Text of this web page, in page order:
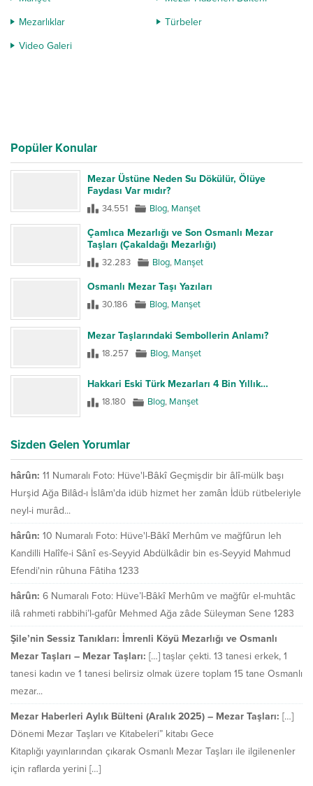
Mezarlıklar
Türbeler
Video Galeri
Popüler Konular
Mezar Üstüne Neden Su Dökülür, Ölüye
Faydası Var mıdır?
34.551 Blog, Manşet
Çamlıca Mezarlığı ve Son Osmanlı Mezar
Taşları (Çakaldağı Mezarlığı)
32.283 Blog, Manşet
Osmanlı Mezar Taşı Yazıları
30.186 Blog, Manşet
Mezar Taşlarındaki Sembollerin Anlamı?
18.257 Blog, Manşet
Hakkari Eski Türk Mezarları 4 Bin Yıllık…
18.180 Blog, Manşet
Sizden Gelen Yorumlar
hârûn: 11 Numaralı Foto: Hüve'l-Bâkî Geçmişdir bir âlî-mülk başı
Hurşid Ağa Bilâd-ı İslâm'da idüb hizmet her zamân İdüb rütbeleriyle
neyl-i murâd...
hârûn: 10 Numaralı Foto: Hüve'l-Bâkî Merhûm ve mağfûrun leh
Kandilli Halîfe-i Sânî es-Seyyid Abdülkâdir bin es-Seyyid Mahmud
Efendi'nin rûhuna Fâtiha 1233
hârûn: 6 Numaralı Foto: Hüve’l-Bâkî Merhûm ve mağfûr el-muhtâc
ilâ rahmeti rabbihi’l-gafûr Mehmed Ağa zâde Süleyman Sene 1283
Şile’nin Sessiz Tanıkları: İmrenli Köyü Mezarlığı ve Osmanlı
Mezar Taşları – Mezar Taşları: […] taşlar çekti. 13 tanesi erkek, 1
tanesi kadın ve 1 tanesi belirsiz olmak üzere toplam 15 tane Osmanlı
mezar...
Mezar Haberleri Aylık Bülteni (Aralık 2025) – Mezar Taşları: […]
Dönemi Mezar Taşları ve Kitabeleri” kitabı Gece
Kitaplığı yayınlarından çıkarak Osmanlı Mezar Taşları ile ilgilenenler
için raflarda yerini […]